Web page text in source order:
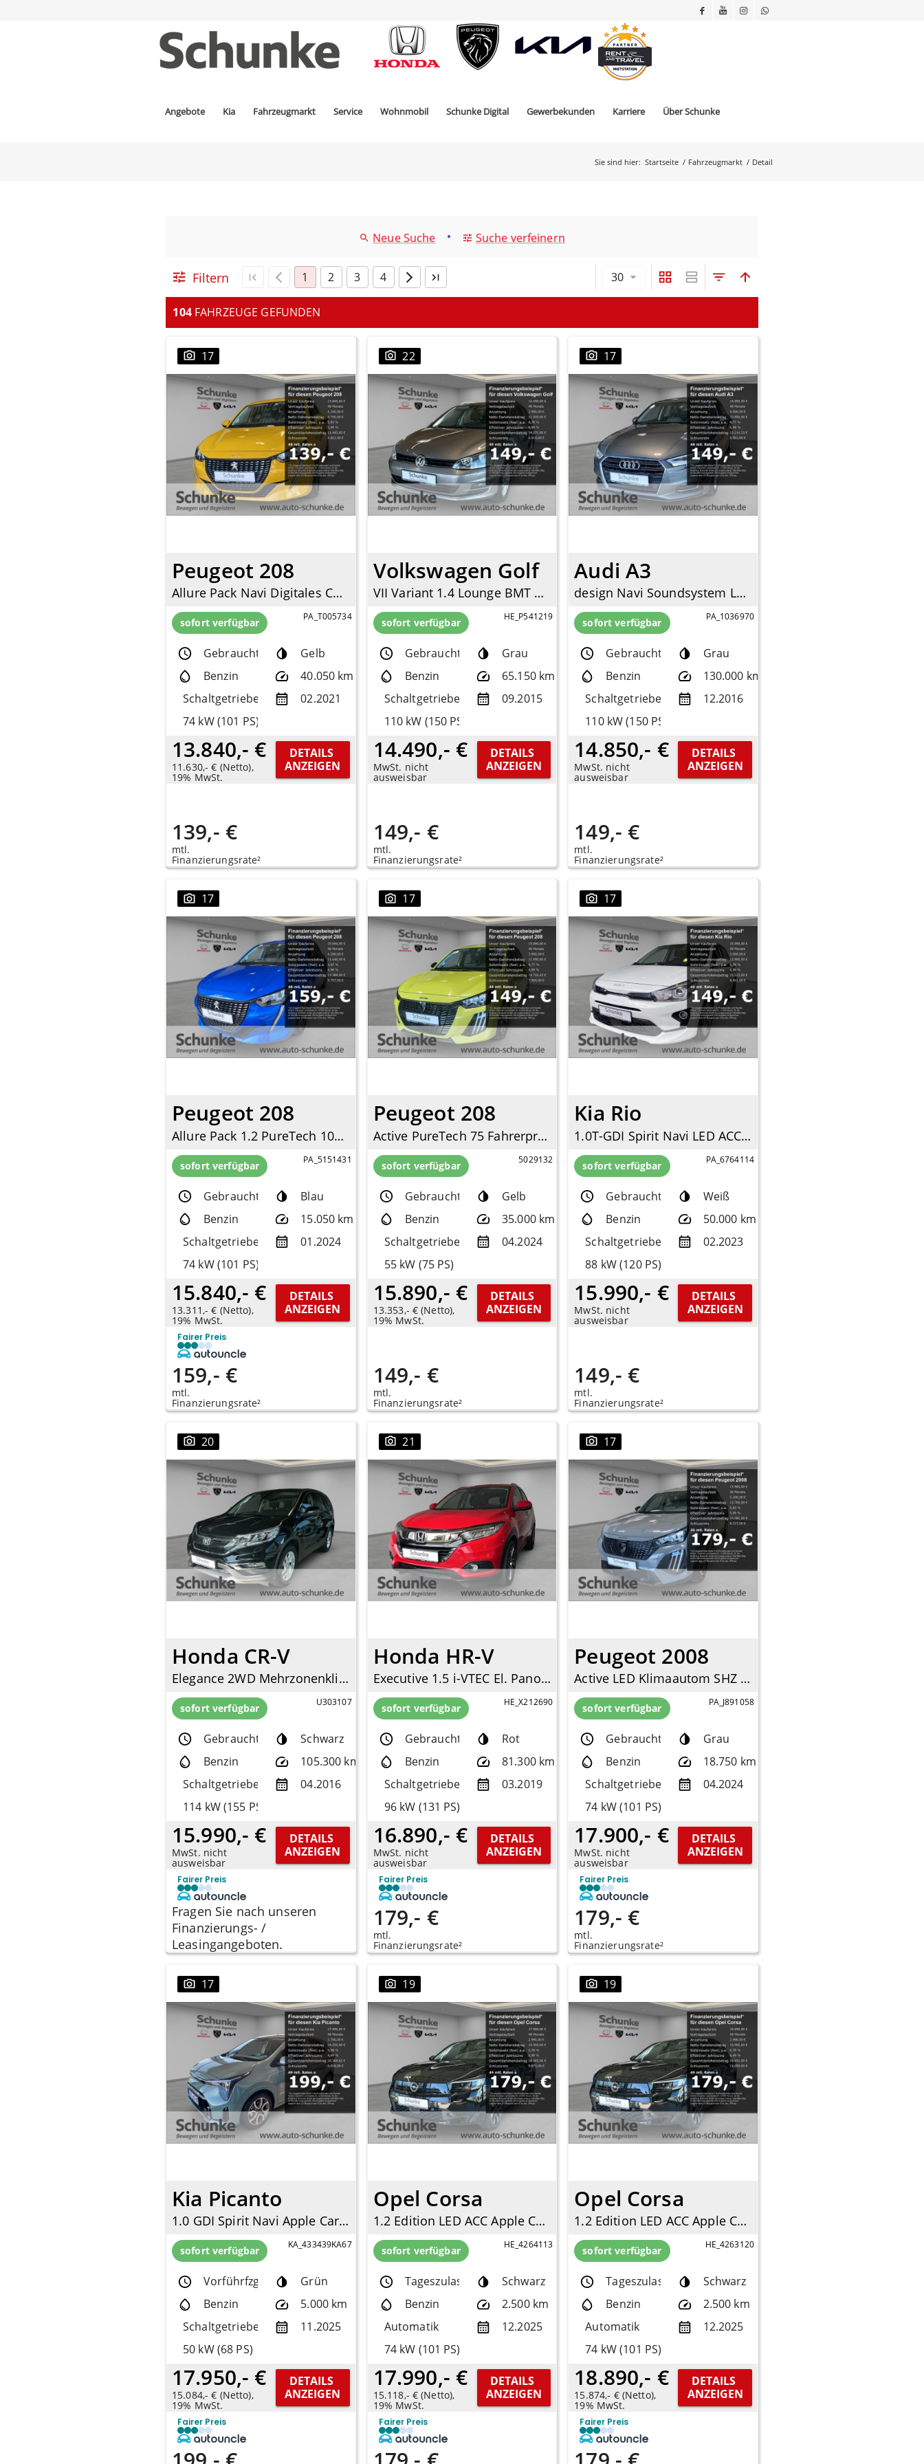
Angebote Kia Fahrzeugmarkt Service Wohnmobil Schunke Digital Gewerbekunden Karriere Über Schunke
Sie sind hier: Startseite / Fahrzeugmarkt / Detail
Neue Suche • Suche verfeinern
Filtern 1 2 3 4 30
104 FAHRZEUGE GEFUNDEN
17
Peugeot 208
Allure Pack Navi Digitales Cockpit LED Apple CarPlay Android Auto Klimaautom Fahrerprofil
sofort verfügbar PA_T005734
Gebrauchtfzg.
Gelb
Benzin
40.050 km
Schaltgetriebe
02.2021
74 kW (101 PS)
13.840,- €
11.630,- € (Netto),
19% MwSt.
DETAILS
ANZEIGEN
139,- €
mtl.
Finanzierungsrate²
22
Volkswagen Golf
VII Variant 1.4 Lounge BMT SHZ PDC Tempomat Allwetter
sofort verfügbar HE_P541219
Gebrauchtfzg.
Grau
Benzin
65.150 km
Schaltgetriebe
09.2015
110 kW (150 PS)
14.490,- €
MwSt. nicht
ausweisbar
DETAILS
ANZEIGEN
149,- €
mtl.
Finanzierungsrate²
17
Audi A3
design Navi Soundsystem LED El. Heckklappe 2-Zonen-Klimaautom SHZ Totwinkelassistent
sofort verfügbar PA_1036970
Gebrauchtfzg.
Grau
Benzin
130.000 km
Schaltgetriebe
12.2016
110 kW (150 PS)
14.850,- €
MwSt. nicht
ausweisbar
DETAILS
ANZEIGEN
149,- €
mtl.
Finanzierungsrate²
17
Peugeot 208
Allure Pack 1.2 PureTech 100 EU6d Navi Digitales Cockpit LED Apple CarPlay Android Auto
sofort verfügbar PA_5151431
Gebrauchtfzg.
Blau
Benzin
15.050 km
Schaltgetriebe
01.2024
74 kW (101 PS)
15.840,- €
13.311,- € (Netto),
19% MwSt.
DETAILS
ANZEIGEN
Fairer Preis
159,- €
mtl.
Finanzierungsrate²
17
Peugeot 208
Active PureTech 75 Fahrerprofil DAB SHZ Keyless Spurhalteass. Verkehrszeichenerk.
sofort verfügbar 5029132
Gebrauchtfzg.
Gelb
Benzin
35.000 km
Schaltgetriebe
04.2024
55 kW (75 PS)
15.890,- €
13.353,- € (Netto),
19% MwSt.
DETAILS
ANZEIGEN
149,- €
mtl.
Finanzierungsrate²
17
Kia Rio
1.0T-GDI Spirit Navi LED ACC Apple CarPlay Android Auto Klimaautom DAB SHZ LenkradHZG
sofort verfügbar PA_6764114
Gebrauchtfzg.
Weiß
Benzin
50.000 km
Schaltgetriebe
02.2023
88 kW (120 PS)
15.990,- €
MwSt. nicht
ausweisbar
DETAILS
ANZEIGEN
149,- €
mtl.
Finanzierungsrate²
20
Honda CR-V
Elegance 2WD Mehrzonenklima Ambientebeleuchtung SHZ Rückfahrkam. Notbremsass. Temp
sofort verfügbar U303107
Gebrauchtfzg.
Schwarz
Benzin
105.300 km
Schaltgetriebe
04.2016
114 kW (155 PS)
15.990,- €
MwSt. nicht
ausweisbar
DETAILS
ANZEIGEN
Fairer Preis
Fragen Sie nach unseren
Finanzierungs- /
Leasingangeboten.
21
Honda HR-V
Executive 1.5 i-VTEC El. Panodach Navi LED Mehrzonenklima DAB SD SHZ Keyless Entry
sofort verfügbar HE_X212690
Gebrauchtfzg.
Rot
Benzin
81.300 km
Schaltgetriebe
03.2019
96 kW (131 PS)
16.890,- €
MwSt. nicht
ausweisbar
DETAILS
ANZEIGEN
Fairer Preis
179,- €
mtl.
Finanzierungsrate²
17
Peugeot 2008
Active LED Klimaautom SHZ Spurhalteass. Verkehrszeichenerk. Notbremsass. Temp
sofort verfügbar PA_J891058
Gebrauchtfzg.
Grau
Benzin
18.750 km
Schaltgetriebe
04.2024
74 kW (101 PS)
17.900,- €
MwSt. nicht
ausweisbar
DETAILS
ANZEIGEN
Fairer Preis
179,- €
mtl.
Finanzierungsrate²
17
Kia Picanto
1.0 GDI Spirit Navi Apple CarPlay Android Auto Klimaautom DAB SHZ LenkradHZG
sofort verfügbar KA_433439KA67
Vorführfzg.
Grün
Benzin
5.000 km
Schaltgetriebe
11.2025
50 kW (68 PS)
17.950,- €
15.084,- € (Netto),
19% MwSt.
DETAILS
ANZEIGEN
Fairer Preis
19
Opel Corsa
1.2 Edition LED ACC Apple CarPlay Android Auto DAB Spurhalteass.
sofort verfügbar HE_4264113
Tageszulassung
Schwarz
Benzin
2.500 km
Automatik
12.2025
74 kW (101 PS)
17.990,- €
15.118,- € (Netto),
19% MwSt.
DETAILS
ANZEIGEN
Fairer Preis
19
Opel Corsa
1.2 Edition LED ACC Apple CarPlay Android Auto DAB Spurhalteass.
sofort verfügbar HE_4263120
Tageszulassung
Schwarz
Benzin
2.500 km
Automatik
12.2025
74 kW (101 PS)
18.890,- €
15.874,- € (Netto),
19% MwSt.
DETAILS
ANZEIGEN
Fairer Preis